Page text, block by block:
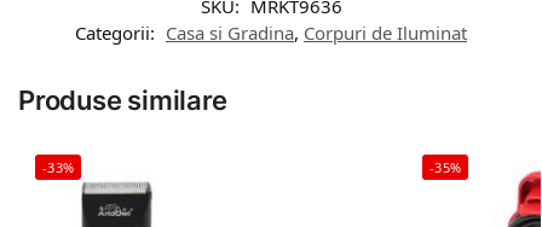
SKU: MRKT9636
Categorii: Casa si Gradina, Corpuri de Iluminat
Produse similare
-33% -35%